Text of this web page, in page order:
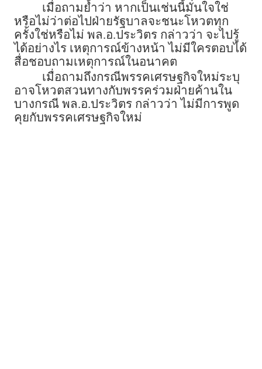
เมื่อถามย้ำว่า หากเป็นเช่นนี้มั่นใจใช่
หรือไม่ว่าต่อไปฝ่ายรัฐบาลจะชนะโหวตทุก
ครั้งใช่หรือไม่ พล.อ.ประวิตร กล่าวว่า จะไปรู้
ได้อย่างไร เหตุการณ์ข้างหน้า ไม่มีใครตอบได้
สื่อชอบถามเหตุการณ์ในอนาคต
เมื่อถามถึงกรณีพรรคเศรษฐกิจใหม่ระบุ
อาจโหวตสวนทางกับพรรคร่วมฝ่ายค้านใน
บางกรณี พล.อ.ประวิตร กล่าวว่า ไม่มีการพูด
คุยกับพรรคเศรษฐกิจใหม่